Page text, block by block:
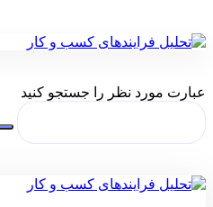
عبارت مورد نظر را جستجو کنید